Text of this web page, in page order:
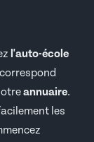
l'auto-école
annuaire.
les